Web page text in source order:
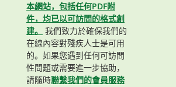
本網站，包括任何PDF附
件，均已以可訪問的格式創
建。
我們致力於確保我們的
在線內容對殘疾人士是可用
的。如果您遇到任何可訪問
性問題或需要進一步協助，
請隨時聯繫我們的會員服務